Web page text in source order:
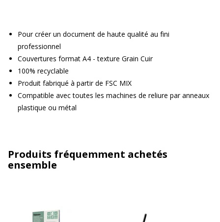
Pour créer un document de haute qualité au fini
professionnel
Couvertures format A4 - texture Grain Cuir
100% recyclable
Produit fabriqué à partir de FSC MIX
Compatible avec toutes les machines de reliure par anneaux
plastique ou métal
Produits fréquemment achetés
ensemble